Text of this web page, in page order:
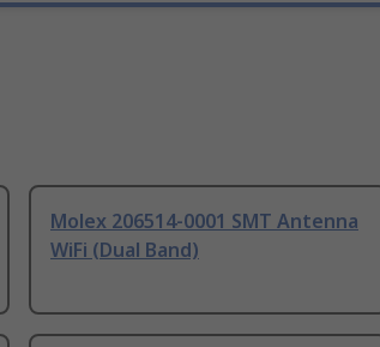
Molex 206514-0001 SMT Antenna
WiFi (Dual Band)